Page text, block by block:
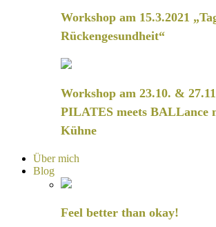
Workshop am 15.3.2021
Rückengesundheit“
Workshop am 23.10. &
PILATES meets BALLance
Kühne
Über mich
Blog
Feel better than okay!